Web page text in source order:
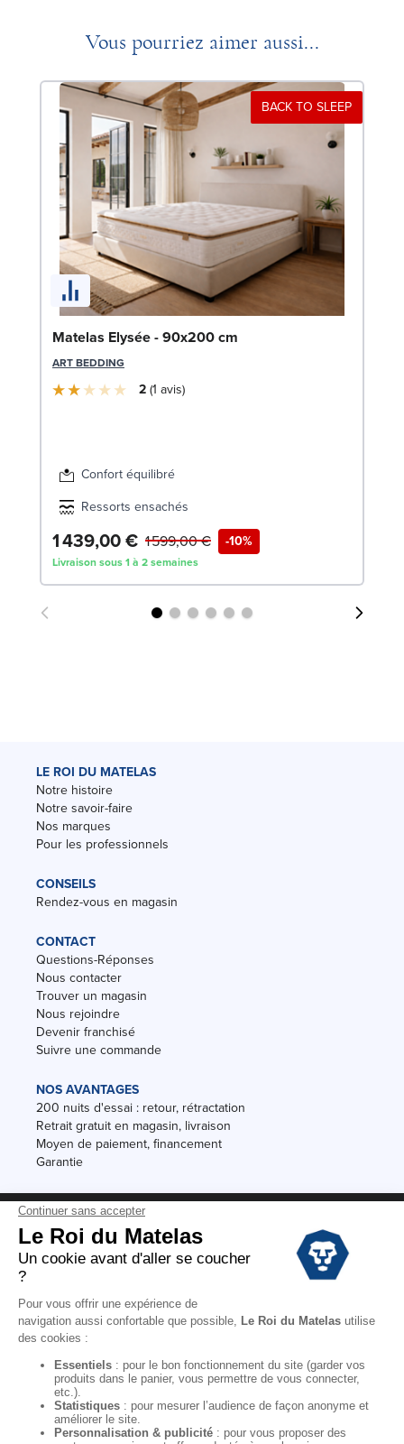
Vous pourriez aimer aussi...
BACK TO SLEEP
Matelas Elysée - 90x200 cm
ART BEDDING
2 1 avis
Confort équilibré
Ressorts ensachés
1 439,00 € -10%
1 599,00 €
Livraison sous 1 à 2 semaines
LE ROI DU MATELAS
Notre histoire
Notre savoir-faire
Nos marques
Pour les professionnels
CONSEILS
Rendez-vous en magasin
CONTACT
Questions-Réponses
Nous contacter
Trouver un magasin
Nous rejoindre
Devenir franchisé
Suivre une commande
NOS AVANTAGES
200 nuits d'essai : retour, rétractation
Retrait gratuit en magasin, livraison
Moyen de paiement, financement
Garantie
Conditions des offres
Black Friday
Destockage
Conditions Générales de vente magasin
Mentions Légales
Données personnelles
Codes promo Le Roi du Matelas